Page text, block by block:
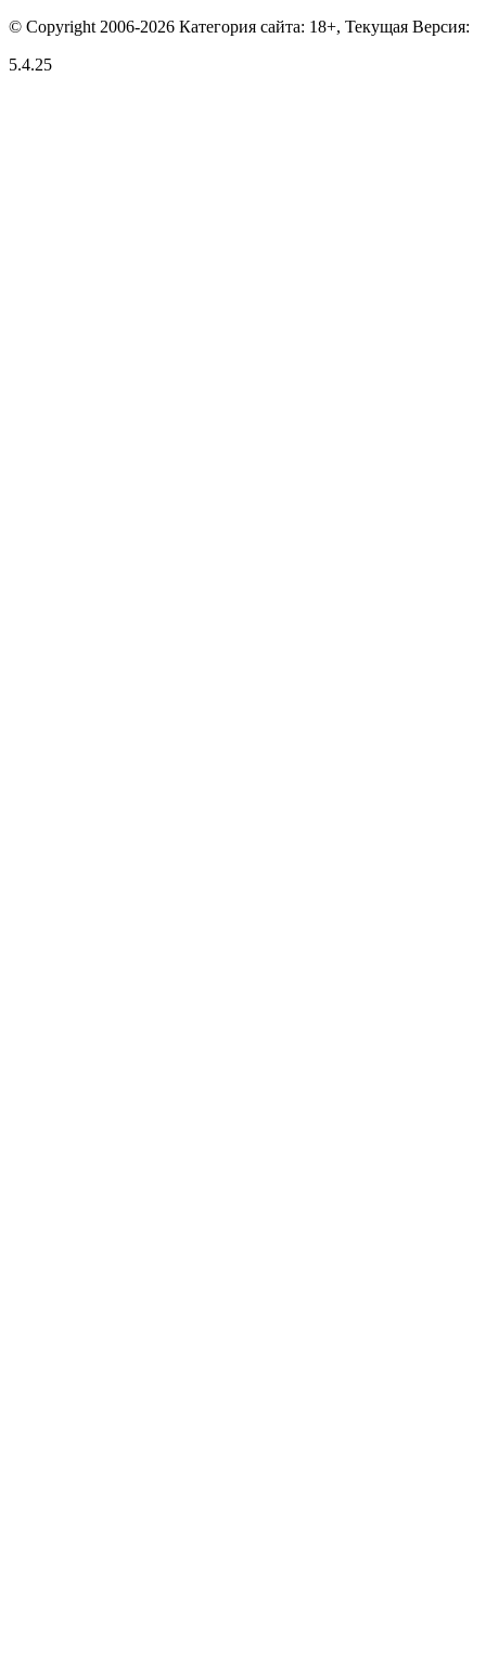
© Copyright 2006-2026 Категория сайта: 18+, Текущая Версия:
5.4.25